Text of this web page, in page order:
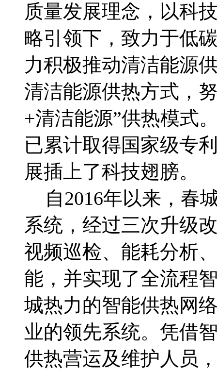
质量发展理念，以科
略引领下，致力于低
力积极推动清洁能源
清洁能源供热方式，
+清洁能源”供热模式
已累计取得国家级专
展插上了科技翅膀。
自2016年以来，春
系统，经过三次升级
视频巡检、能耗分析
能，并实现了全流程
城热力的智能供热网
业的领先系统。凭借
供热营运及维护人员